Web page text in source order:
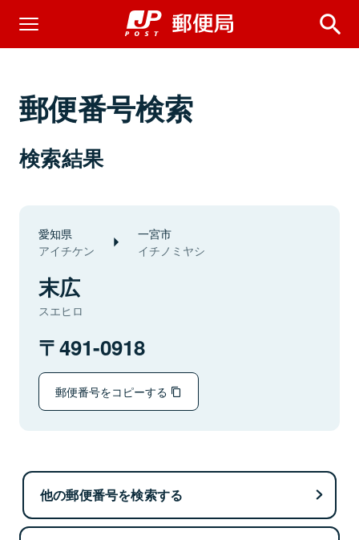
郵便番号検索
検索結果
愛知県
アイチケン
一宮市
イチノミヤシ
末広
スエヒロ
491-0918
郵便番号をコピーする
他の郵便番号を検索する